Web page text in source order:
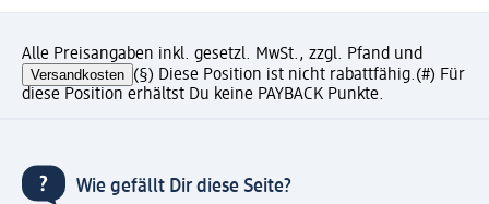
Alle Preisangaben inkl. gesetzl. MwSt., zzgl. Pfand und
Versandkosten (§) Diese Position ist nicht rabattfähig.(#) Für
diese Position erhältst Du keine PAYBACK Punkte.
Wie gefällt Dir diese Seite?